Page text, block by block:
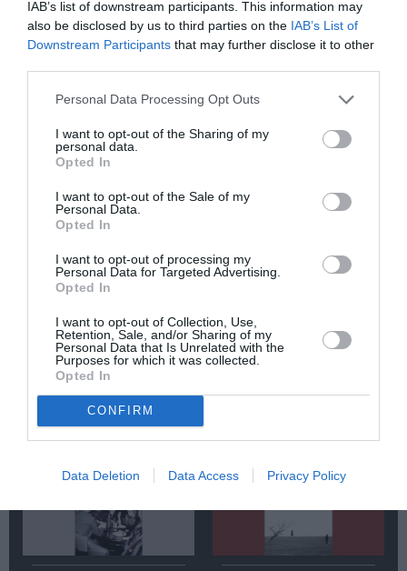
IAB’s list of downstream participants. This information may
also be disclosed by us to third parties on the IAB’s List of
Downstream Participants that may further disclose it to other
Personal Data Processing Opt Outs
I want to opt-out of the Sharing of my
personal data.
Opted In
I want to opt-out of the Sale of my
Personal Data.
Opted In
I want to opt-out of processing my
Personal Data for Targeted Advertising.
Opted In
I want to opt-out of Collection, Use,
Retention, Sale, and/or Sharing of my
Personal Data that Is Unrelated with the
Purposes for which it was collected.
Opted In
CONFIRM
Data Deletion Data Access Privacy Policy
Ακολουθήστε το Culturenow.gr
Σχετικά Άρθρα
Αυτοβιογραφία
ενός πτώματος: Μια
συλλογή
διηγημάτων του
Σιγκισμούντ
Κρζιζανόφσκι
Αντόνιο Πόρτσια –
Φωνές: Ένα βιβλίο
διάλογος